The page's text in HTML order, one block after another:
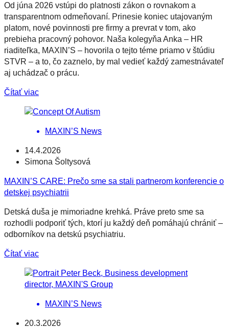
Od júna 2026 vstúpi do platnosti zákon o rovnakom a
transparentnom odmeňovaní. Prinesie koniec utajovaným
platom, nové povinnosti pre firmy a prevrat v tom, ako
prebieha pracovný pohovor. Naša kolegyňa Anka – HR
riaditeľka, MAXIN’S – hovorila o tejto téme priamo v štúdiu
STVR – a to, čo zaznelo, by mal vedieť každý zamestnávateľ
aj uchádzač o prácu.
Čítať viac
MAXIN’S News
14.4.2026
Simona Šoltysová
MAXIN’S CARE: Prečo sme sa stali partnerom konferencie o
detskej psychiatrii
Detská duša je mimoriadne krehká. Práve preto sme sa
rozhodli podporiť tých, ktorí ju každý deň pomáhajú chrániť –
odborníkov na detskú psychiatriu.
Čítať viac
MAXIN’S News
20.3.2026